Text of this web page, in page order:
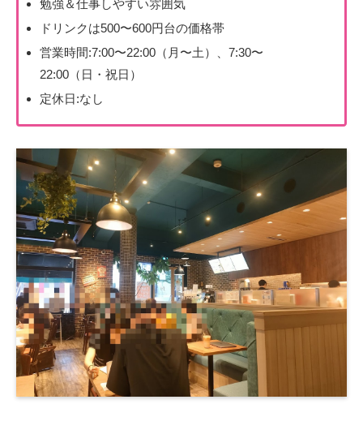
勉強＆仕事しやすい雰囲気
ドリンクは500〜600円台の価格帯
営業時間:7:00〜22:00（月〜土）、7:30〜
22:00（日・祝日）
定休日:なし